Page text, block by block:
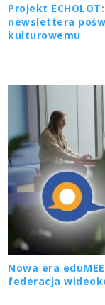
Projekt
newslettera
kulturowemu
Nowa era
federacja